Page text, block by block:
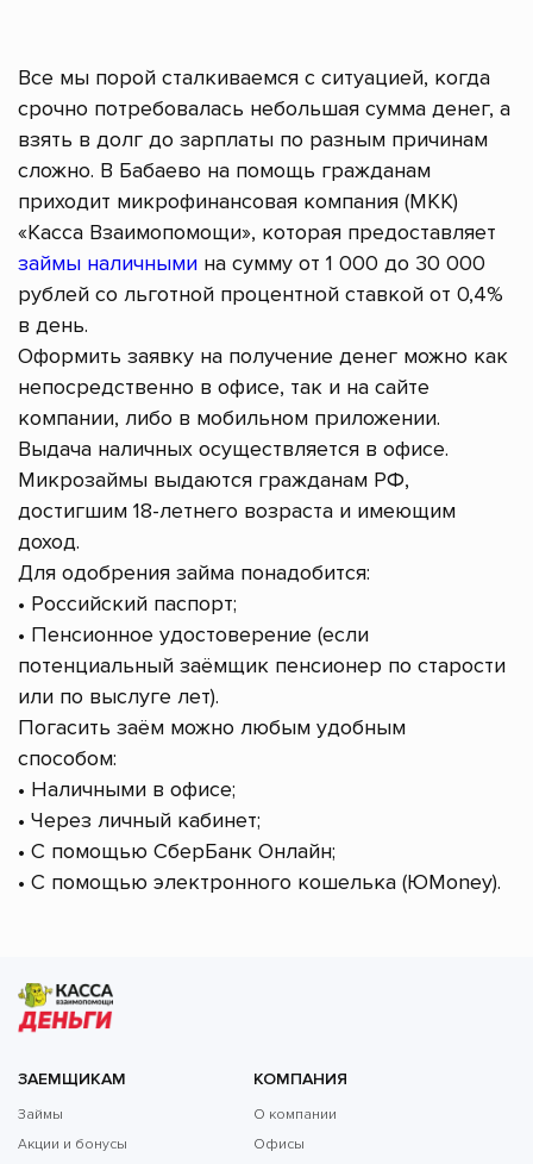
Все мы порой сталкиваемся с ситуацией, когда
срочно потребовалась небольшая сумма денег, а
взять в долг до зарплаты по разным причинам
сложно. В Бабаево на помощь гражданам
приходит микрофинансовая компания (МКК)
«Касса Взаимопомощи», которая предоставляет
займы наличными на сумму от 1 000 до 30 000
рублей со льготной процентной ставкой от 0,4%
в день.
Оформить заявку на получение денег можно как
непосредственно в офисе, так и на сайте
компании, либо в мобильном приложении.
Выдача наличных осуществляется в офисе.
Микрозаймы выдаются гражданам РФ,
достигшим 18-летнего возраста и имеющим
доход.
Для одобрения займа понадобится:
• Российский паспорт;
• Пенсионное удостоверение (если
потенциальный заёмщик пенсионер по старости
или по выслуге лет).
Погасить заём можно любым удобным
способом:
• Наличными в офисе;
• Через личный кабинет;
• С помощью СберБанк Онлайн;
• С помощью электронного кошелька (ЮMoney).
ЗАЕМЩИКАМ
Займы
Акции и бонусы
КОМПАНИЯ
О компании
Офисы